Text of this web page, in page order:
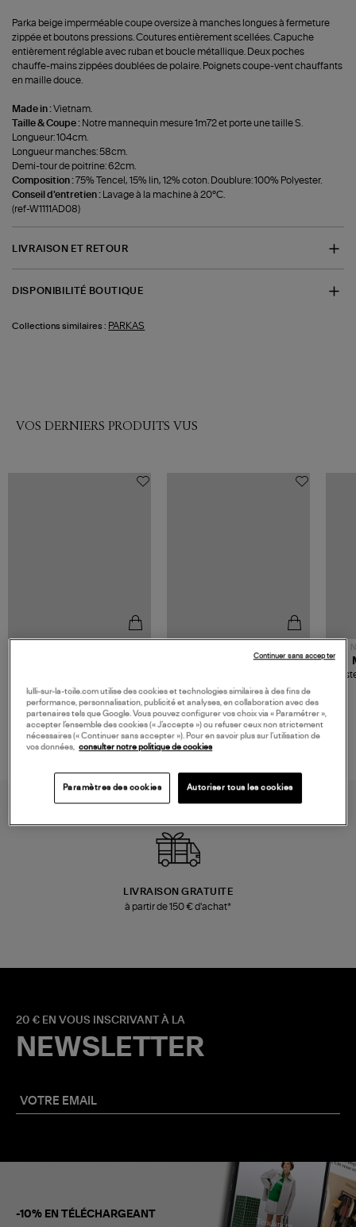
Parka beige imperméable coupe oversize à manches longues à fermeture
zippée et boutons pressions. Coutures entièrement scellées. Capuche
entièrement réglable avec ruban et boucle métallique. Deux poches
chauffe-mains zippées doublées de polaire. Poignets coupe-vent chauffants
en maille douce.
Made in :Vietnam.
Taille & Coupe : Notre mannequin mesure 1m72 et porte une taille S.
Longueur: 104cm.
Longueur manches: 58cm.
Demi-tour de poitrine: 62cm.
Composition :75% Tencel, 15% lin, 12% coton. Doublure: 100% Polyester.
Conseil d'entretien :
Lavage à la machine à 20°C.
(ref-W1111AD08)
LIVRAISON ET RETOUR
DISPONIBILITÉ BOUTIQUE
Collections similaires : PARKAS
VOS DERNIERS PRODUITS VUS
480,00 €
Champagne
189,00 €
TORAL
Mousse
LIVRAISON GRATUITE
à partir de 150 € d'achat*
20 € EN VOUS INSCRIVANT À LA
NEWSLETTER
-10% EN TÉLÉCHARGEANT
lulli-sur-la-toile.com utilise des cookies et technologies similaires à des fins de
performance, personnalisation, publicité et analyses, en collaboration avec des
partenaires tels que Google. Vous pouvez configurer vos choix via « Paramétrer »,
accepter l’ensemble des cookies (« J’accepte ») ou refuser ceux non strictement
nécessaires (« Continuer sans accepter »). Pour en savoir plus sur l’utilisation de
vos données,
consulter notre politique de cookies
Paramètres des cookies Autoriser tous les cookies
Continuer sans accepter